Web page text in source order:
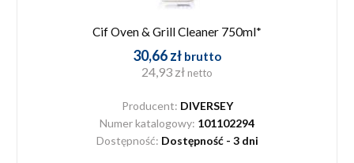
Cif Oven & Grill Cleaner 750ml*
30,66 zł brutto
24,93 zł netto
Producent: DIVERSEY
Numer katalogowy: 101102294
Dostępność: Dostępność - 3 dni